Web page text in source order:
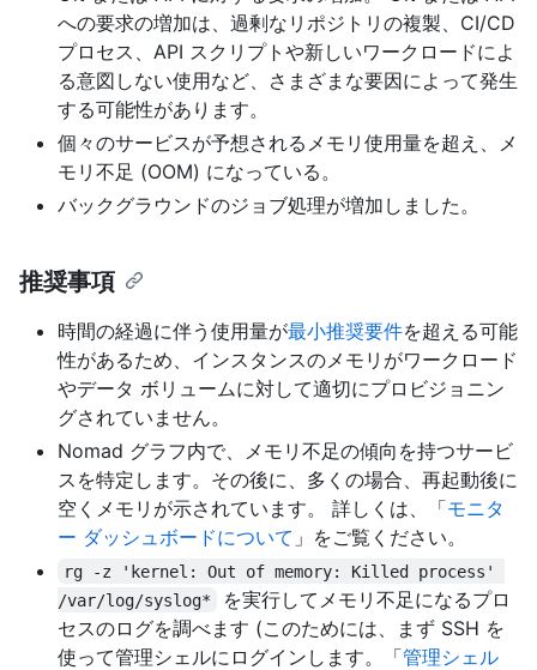
への要求の増加は、過剰なリポジトリの複製、CI/CD
プロセス、API スクリプトや新しいワークロードによ
る意図しない使用など、さまざまな要因によって発生
する可能性があります。
個々のサービスが予想されるメモリ使用量を超え、メ
モリ不足 (OOM) になっている。
バックグラウンドのジョブ処理が増加しました。
推奨事項
時間の経過に伴う使用量が最小推奨要件を超える可能
性があるため、インスタンスのメモリがワークロード
やデータ ボリュームに対して適切にプロビジョニン
グされていません。
Nomad グラフ内で、メモリ不足の傾向を持つサービ
スを特定します。その後に、多くの場合、再起動後に
空くメモリが示されています。 詳しくは、「モニタ
ー ダッシュボードについて 」をご覧ください。
rg -z 'kernel: Out of memory: Killed process'
/var/log/syslog*
を実行してメモリ不足になるプロ
セスのログを調べます (このためには、まず SSH を
使って管理シェルにログインします。「管理シェル